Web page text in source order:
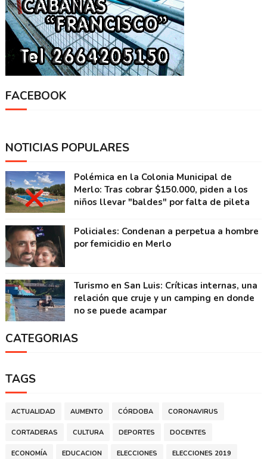
FACEBOOK
NOTICIAS POPULARES
Polémica en la Colonia Municipal de
Merlo: Tras cobrar $150.000, piden a los
niños llevar "baldes" por falta de pileta
Policiales: Condenan a perpetua a hombre
por femicidio en Merlo
Turismo en San Luis: Críticas internas, una
relación que cruje y un camping en donde
no se puede acampar
CATEGORIAS
TAGS
ACTUALIDAD AUMENTO CÓRDOBA CORONAVIRUS
CORTADERAS CULTURA DEPORTES DOCENTES
ECONOMÍA EDUCACION ELECCIONES ELECCIONES 2019